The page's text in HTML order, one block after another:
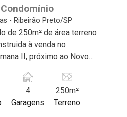
13
Aug/Thu
14
- Ribeirão Preto/SP
de 250m² de área terreno
à venda no
II, próximo ao Novo
Imobiliária selecionou
4
Garagens
250m²
Terreno